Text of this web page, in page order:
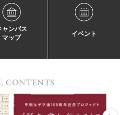
ャンパス
マップ
イベント